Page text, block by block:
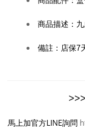
商品描述：
備註： 店保7
馬上加官方LINE詢問